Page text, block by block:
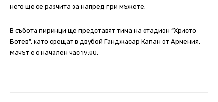
него ще се разчита за напред при мъжете.
В събота пиринци ще представят тима на стадион “Христо
Ботев”, като срещат в двубой Ганджасар Капан от Армения.
Мачът е с начален час 19:00.